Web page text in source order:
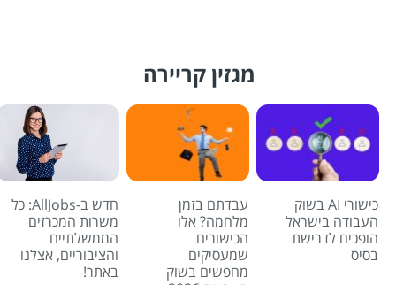
מגזין קריירה
כישורי AI בשוק
העבודה בישראל
הופכים לדרישת
בסיס
עבדתם בזמן
מלחמה? אלו
הכישורים
שמעסיקים
מחפשים בשוק
חדש ב-AllJobs: כל
משרות המכרזים
הממשלתיים
והציבוריים, אצלנו
באתר!